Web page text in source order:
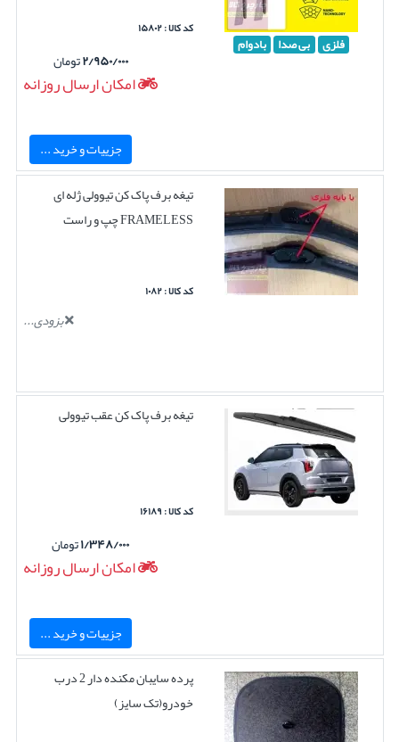
فلزی بی صدا بادوام
کد کالا : ۱۵۸۰۲
۲/۹۵۰/۰۰۰تومان
امکان ارسال روزانه
جزییات و خرید ...
تیغه برف پاک کن تیوولی ژله ای
FRAMELESS چپ و راست
کد کالا : ۱۰۸۲
بزودی...
تیغه برف پاک کن عقب تیوولی
کد کالا : ۱۶۱۸۹
۱/۳۴۸/۰۰۰تومان
امکان ارسال روزانه
جزییات و خرید ...
پرده سایبان مکنده دار 2 درب
خودرو(تک سایز)